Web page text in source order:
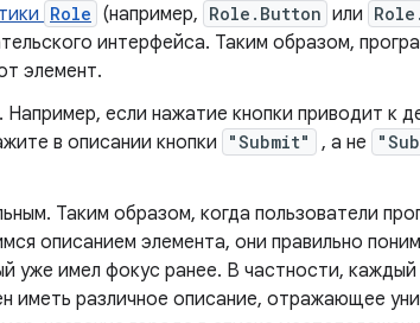
Role (например, Role.Button или
интерфейса. Таким образом,
элемент.
Например, если нажатие кнопки приводит к
в описании кнопки
"Submit" , а не
Таким образом, когда пользователи
описанием элемента, они правильно
уже имел фокус ранее. В частности, каждый
иметь различное описание, отражающее